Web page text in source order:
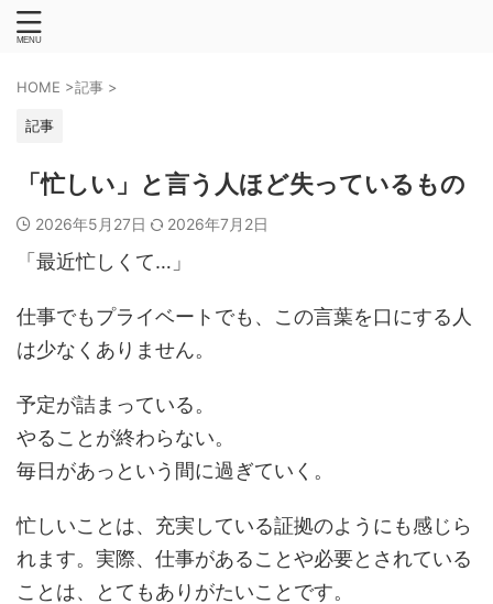
HOME >記事 >
記事
「忙しい」と言う人ほど失っているもの
2026年5月27日 2026年7月2日
「最近忙しくて…」
仕事でもプライベートでも、この言葉を口にする人
は少なくありません。
予定が詰まっている。
やることが終わらない。
毎日があっという間に過ぎていく。
忙しいことは、充実している証拠のようにも感じら
れます。実際、仕事があることや必要とされている
ことは、とてもありがたいことです。